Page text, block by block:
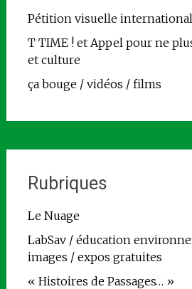
Pétition visuelle
T TIME ! et Appel pour ne
et culture
ça bouge / vidéos / films
Rubriques
Le Nuage
LabSav / éducation
images / expos gratuites
« Histoires de Passages… »